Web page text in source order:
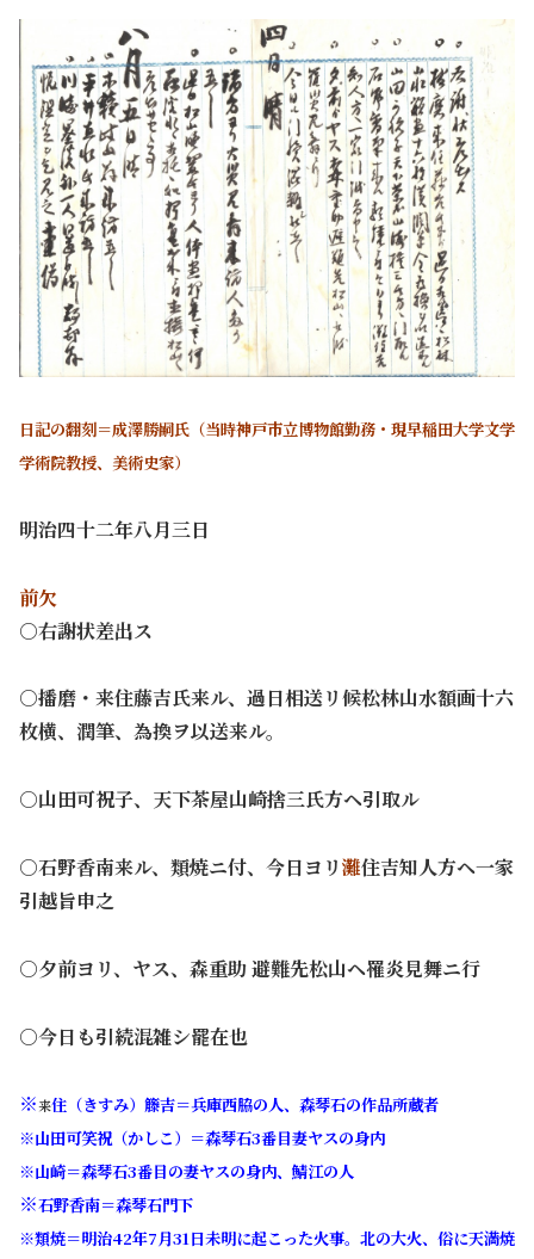
日記の翻刻＝成澤勝嗣氏（当時神戸市立博物館勤務・現早稲田大学文学
学術院教授、美術史家）
明治四十二年八月三日
前欠
○右謝状差出ス
○播磨・来住藤吉氏来ル、過日相送リ候松林山水額画十六
枚横、潤筆、為換ヲ以送来ル。
○山田可祝子、天下茶屋山崎捨三氏方ヘ引取ル
○石野香南来ル、類焼ニ付、今日ヨリ灘住吉知人方ヘ一家
引越旨申之
○夕前ヨリ、ヤス、森重助 避難先松山ヘ罹炎見舞ニ行
○今日も引続混雑シ罷在也
※来住（きすみ）籐吉＝兵庫西脇の人、森琴石の作品所蔵者
※山田可笑祝（かしこ）＝森琴石3番目妻ヤスの身内
※山崎＝森琴石3番目の妻ヤスの身内、鯖江の人
※石野香南＝森琴石門下
※類焼＝明治42年7月31日未明に起こった火事。北の大火、俗に天満焼